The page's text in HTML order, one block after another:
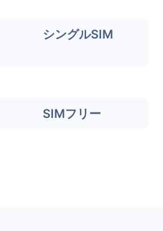
シングルSIM
SIMフリー